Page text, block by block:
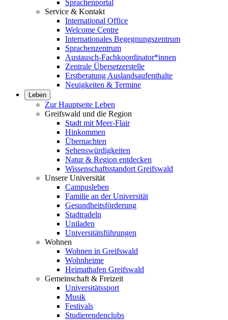
Sprachenportal
Service & Kontakt
International Office
Welcome Centre
Internationales Begegnungszentrum
Sprachenzentrum
Austausch-Fachkoordinator*innen
Zentrale Übersetzerstelle
Erstberatung Auslandsaufenthalte
Neuigkeiten & Termine
Leben
Zur Hauptseite Leben
Greifswald und die Region
Stadt mit Meer-Flair
Hinkommen
Übernachten
Sehenswürdigkeiten
Natur & Region entdecken
Wissenschaftsstandort Greifswald
Unsere Universität
Campusleben
Familie an der Universität
Gesundheitsförderung
Stadtradeln
Uniladen
Universitätsführungen
Wohnen
Wohnen in Greifswald
Wohnheime
Heimathafen Greifswald
Gemeinschaft & Freizeit
Universitätssport
Musik
Festivals
Studierendenclubs